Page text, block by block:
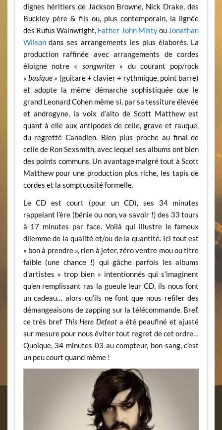
dignes héritiers de Jackson Browne, Nick Drake, des
Buckley père & fils ou, plus contemporain, la lignée
des Rufus Wainwright, Father John Mistyou Jonathan
Wilsondans ses arrangements les plus élaborés. La
production raffinée avec arrangements de cordes
éloigne notre « songwriter » du courant pop/rock
« basique » (guitare + clavier + rythmique, point barre)
et adopte la même démarche sophistiquée que le
grand Leonard Cohen même si, par sa tessiture élevée
et androgyne, la voix d’alto de Scott Matthew est
quant à elle aux antipodes de celle, grave et rauque,
du regretté Canadien. Bien plus proche au final de
celle de Ron Sexsmith, avec lequel ses albums ont bien
des points communs. Un avantage malgré tout à Scott
Matthew pour une production plus riche, les tapis de
cordes et la somptuosité formelle.
Le CD est court (pour un CD), ses 34 minutes
rappelant l’ère (bénie ou non, va savoir !) des 33 tours
à 17 minutes par face. Voilà qui illustre le fameux
dilemme de la qualité et/ou de la quantité. Ici tout est
« bon à prendre », rien à jeter, zéro ventre mou ou titre
faible (une chance !) qui gâche parfois les albums
d’artistes « trop bien » intentionnés qui s’imaginent
qu’en remplissant ras la gueule leur CD, ils nous font
un cadeau… alors qu’ils ne font que nous refiler des
démangeaisons de zapping sur la télécommande. Bref,
ce très bref This Here Defeata été peaufiné et ajusté
sur mesure pour nous éviter tout regret de cet ordre…
Quoique, 34 minutes 03 au compteur, bon sang, c’est
un peu court quand même !